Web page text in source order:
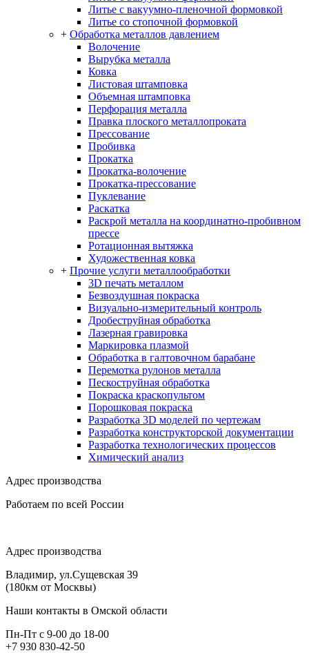
Литье с вакуумно-пленочной формовкой
Литье со стопочной формовкой
+ Обработка металлов давлением
Волочение
Вырубка металла
Ковка
Листовая штамповка
Объемная штамповка
Перфорация металла
Правка плоского металлопроката
Прессование
Пробивка
Прокатка
Прокатка-волочение
Прокатка-прессование
Пуклевание
Раскатка
Раскрой металла на координатно-пробивном
прессе
Ротационная вытяжка
Художественная ковка
+ Прочие услуги металлообработки
3D печать металлом
Безвоздушная покраска
Визуально-измерительный контроль
Дробеструйная обработка
Лазерная гравировка
Маркировка плазмой
Обработка в галтовочном барабане
Перемотка рулонов металла
Пескоструйная обработка
Покраска краскопультом
Порошковая покраска
Разработка 3D моделей по чертежам
Разработка конструкторской документации
Разработка технологических процессов
Химический анализ
Адрес производства
Работаем по всей России
Адрес производства
Владимир, ул.Сущевская 39
(180км от Москвы)
Наши контакты в Омской области
Пн-Пт с 9-00 до 18-00
+7 930 830-42-50